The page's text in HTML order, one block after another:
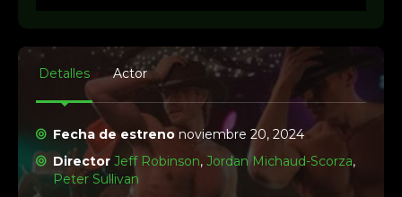
Detalles Actor
Fecha de estreno noviembre 20, 2024
Director Jeff Robinson,Jordan Michaud-Scorza,
Peter Sullivan